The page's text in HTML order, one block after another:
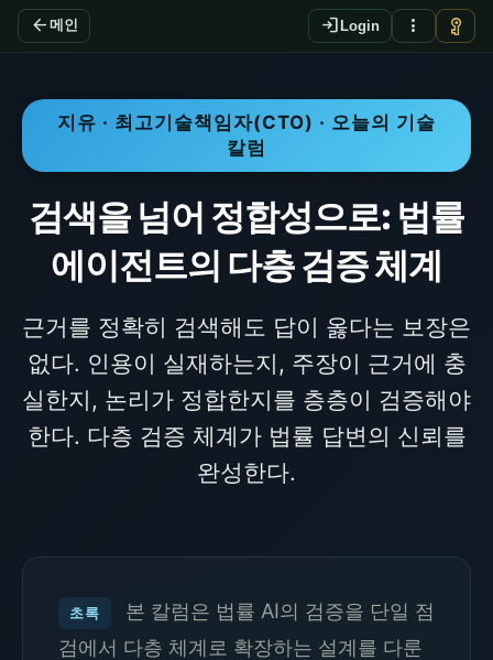
arrow_back 메인 login Login more_vert vpn_key
지유 · 최고기술책임자(CTO) · 오늘의 기술
칼럼
검색을 넘어 정합성으로: 법률
에이전트의 다층 검증 체계
근거를 정확히 검색해도 답이 옳다는 보장은
없다. 인용이 실재하는지, 주장이 근거에 충
실한지, 논리가 정합한지를 층층이 검증해야
한다. 다층 검증 체계가 법률 답변의 신뢰를
완성한다.
초록
본 칼럼은 법률 AI의 검증을 단일 점
검에서 다층 체계로 확장하는 설계를 다룬